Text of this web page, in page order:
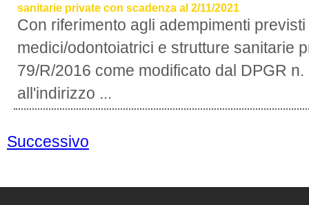
sanitarie private con scadenza al 2/11/2021
Con riferimento agli adempimenti
medici/odontoiatrici e strutture sanitarie
79/R/2016 come modificato dal DPGR
all'indirizzo ...
Successivo